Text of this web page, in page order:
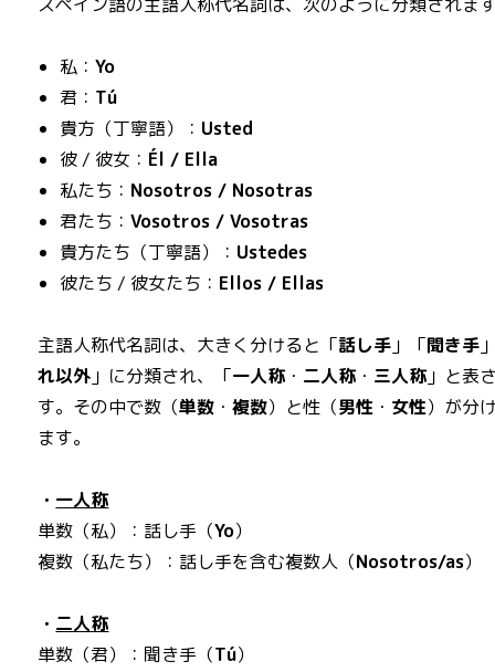
私：Yo
君： Tú
貴方（丁寧語）： Usted
彼 / 彼女： Él / Ella
私たち： Nosotros / Nosotras
君たち：Vosotros / Vosotras
貴方たち（丁寧語）： Ustedes
彼たち / 彼女たち： Ellos / Ellas
主語人称代名詞は、大きく分けると「話し手 」「聞き手
れ以外 」に分類され、「一人称・ 二人称・ 三人称」と表
す。その中で数（単数 ・複数）と性（男性 ・ 女性）が分
ます。
・ 一人称
単数（私）：話し手（Yo）
複数（私たち）：話し手を含む複数人（Nosotros/as）
・ 二人称
単数（君）：聞き手（Tú）